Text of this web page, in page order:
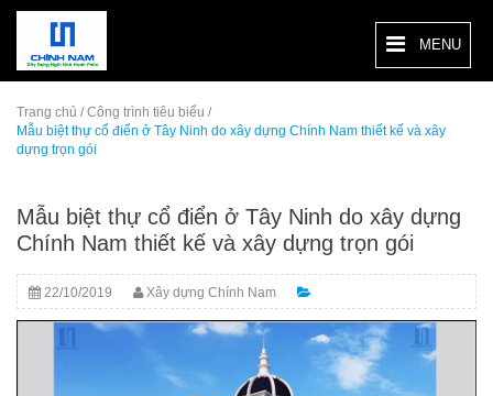
MENU
Trang chủ / Công trình tiêu biểu /
Mẫu biệt thự cổ điển ở Tây Ninh do xây dựng Chính Nam thiết kế và xây
dựng trọn gói
Mẫu biệt thự cổ điển ở Tây Ninh do xây dựng
Chính Nam thiết kế và xây dựng trọn gói
22/10/2019 Xây dựng Chính Nam